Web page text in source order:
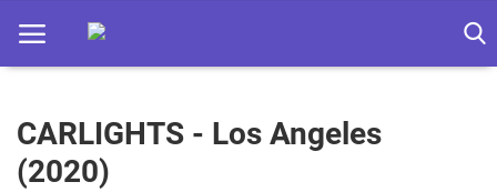
Home
Apps
CARLIGHTS - Los Angeles
(2020)